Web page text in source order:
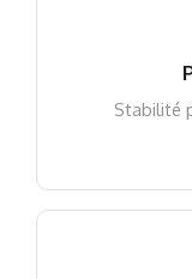
Stabilité